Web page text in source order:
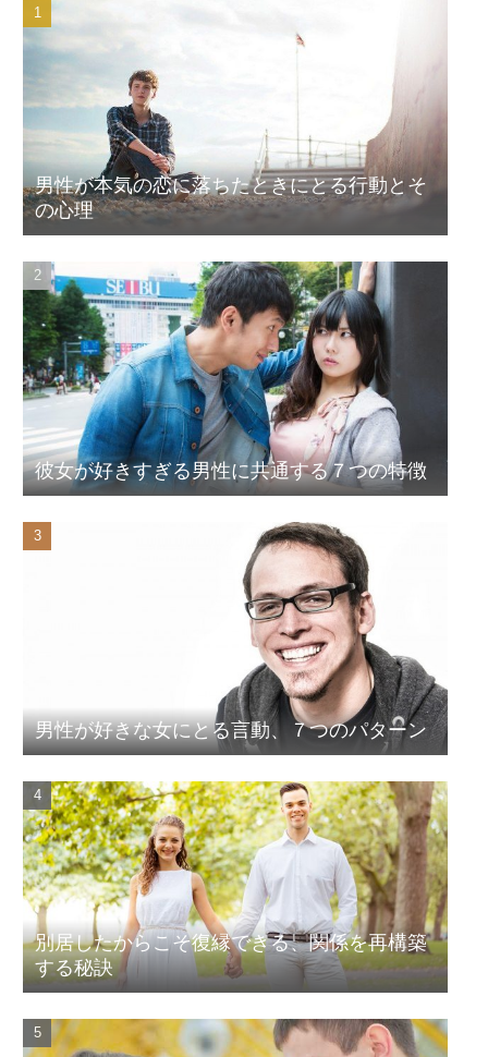
男性が本気の恋に落ちたときにとる行動とそ
の心理
彼女が好きすぎる男性に共通する７つの特徴
男性が好きな女にとる言動、７つのパターン
別居したからこそ復縁できる、関係を再構築
する秘訣